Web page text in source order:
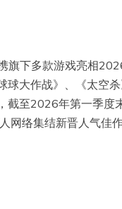
下多款游戏亮相
大作战》、《太空
截至2026年第一季度
网络集结新晋人气佳